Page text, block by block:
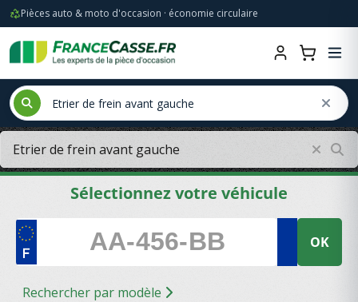
Pièces auto & moto d'occasion · économie circulaire
Sélectionnez votre véhicule
OK
Rechercher par modèle